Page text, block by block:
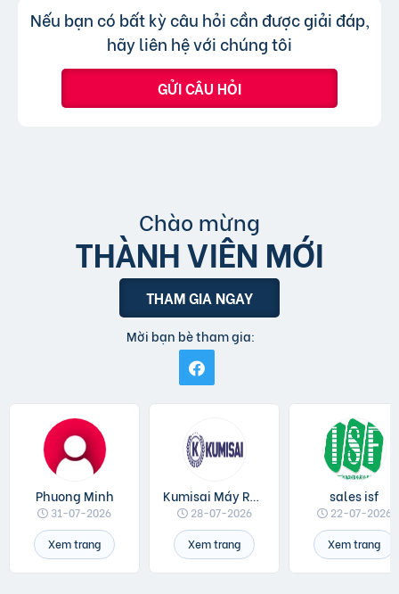
bài đăng.
Trả lời:
Không, trang web chỉ chấp nhận các
tin đăng sử dụng tiếng Việt có dấu.
Nếu bạn có bất kỳ câu hỏi cần được giải đáp,
hãy liên hệ với chúng tôi
GỬI CÂU HỎI
Chào mừng
THÀNH VIÊN MỚI
THAM GIA NGAY
Mời bạn bè tham gia:
Phuong Minh
31-07-2026
Xem trang
Kumisai Máy Rửa Xe
28-07-2026
Xem trang
sales isf
22-07-2026
Xem trang